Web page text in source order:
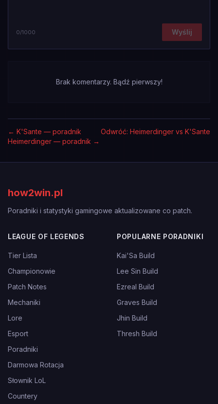
0/1000 Wyślij
Brak komentarzy. Bądź pierwszy!
← K'Sante — poradnik
Odwróć: Heimerdinger vs K'Sante
Heimerdinger — poradnik →
how2win.pl
Poradniki i statystyki gamingowe aktualizowane co patch.
LEAGUE OF LEGENDS
Tier Lista
Championowie
Patch Notes
Mechaniki
Lore
Esport
Poradniki
Darmowa Rotacja
Słownik LoL
Countery
POPULARNE PORADNIKI
Kai'Sa Build
Lee Sin Build
Ezreal Build
Graves Build
Jhin Build
Thresh Build